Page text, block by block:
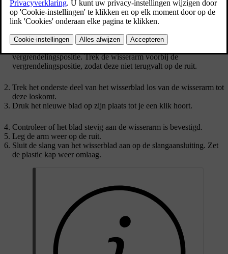
Pak het wisserblad in het midden vast en til het weg van de
achterruit. Halverwege kun je wat weerstand voelen; dit is de
vergrendelingspositie. Trek de wisserarm voorbij de
vergrendelingspositie, zodat deze niet terugvalt op de ruit.
Trek het onderste deel van het wisserblad los van de wisserarm tot
deze loskomt.
Druk het nieuwe blad op zijn plaats tot je een klik hoort.
Controleer of het blad stevig aan de wisserarm is bevestigd.
Leg de arm weer op de ruit.
Sluit de slang van het wisserblad aan op de slangaansluiting. Zet
de plastic kap weer omlaag.